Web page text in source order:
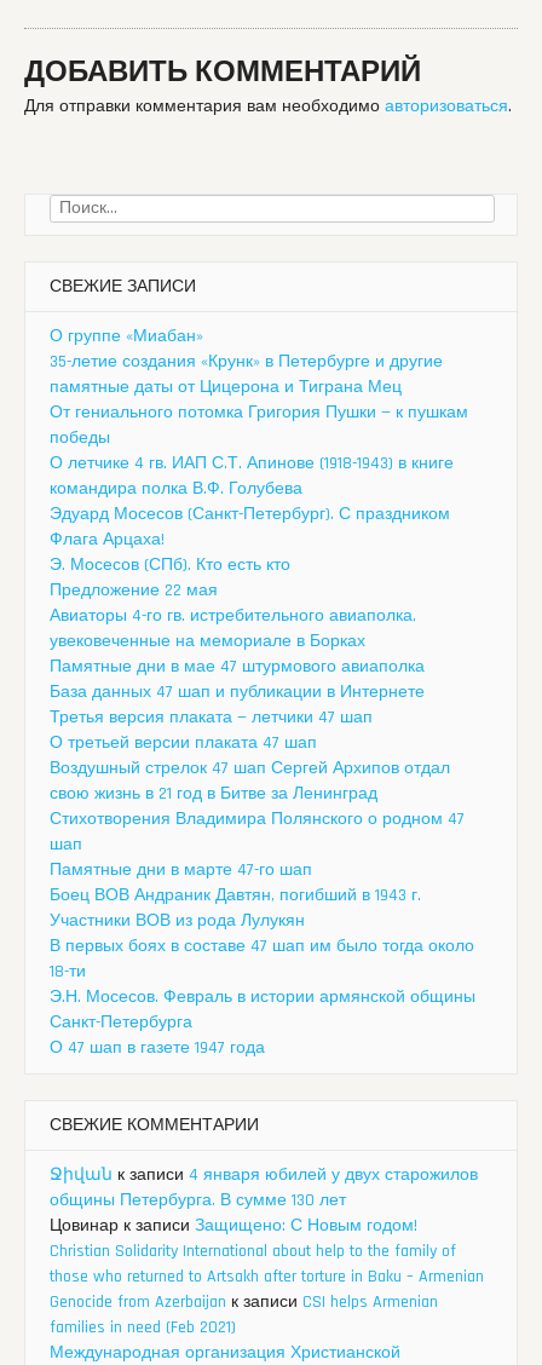
ДОБАВИТЬ КОММЕНТАРИЙ
Для отправки комментария вам необходимо авторизоваться.
Найти:
СВЕЖИЕ ЗАПИСИ
О группе «Миабан»
35-летие создания «Крунк» в Петербурге и другие
памятные даты от Цицерона и Тиграна Мец
От гениального потомка Григория Пушки — к пушкам
победы
О летчике 4 гв. ИАП С.Т. Апинове (1918-1943) в книге
командира полка В.Ф. Голубева
Эдуард Мосесов (Санкт-Петербург). С праздником
Флага Арцаха!
Э. Мосесов (СПб). Кто есть кто
Предложение 22 мая
Авиаторы 4-го гв. истребительного авиаполка,
увековеченные на мемориале в Борках
Памятные дни в мае 47 штурмового авиаполка
База данных 47 шап и публикации в Интернете
Третья версия плаката — летчики 47 шап
О третьей версии плаката 47 шап
Воздушный стрелок 47 шап Сергей Архипов отдал
свою жизнь в 21 год в Битве за Ленинград
Стихотворения Владимира Полянского о родном 47
шап
Памятные дни в марте 47-го шап
Боец ВОВ Андраник Давтян, погибший в 1943 г.
Участники ВОВ из рода Лулукян
В первых боях в составе 47 шап им было тогда около
18-ти
Э.Н. Мосесов. Февраль в истории армянской общины
Санкт-Петербурга
О 47 шап в газете 1947 года
СВЕЖИЕ КОММЕНТАРИИ
Ջիվան к записи 4 января юбилей у двух старожилов
общины Петербурга. В сумме 130 лет
Цовинар к записи Защищено: С Новым годом!
Christian Solidarity International about help to the family of
those who returned to Artsakh after torture in Baku – Armenian
Genocide from Azerbaijan к записи CSI helps Armenian
families in need (Feb 2021)
Международная организация Христианской